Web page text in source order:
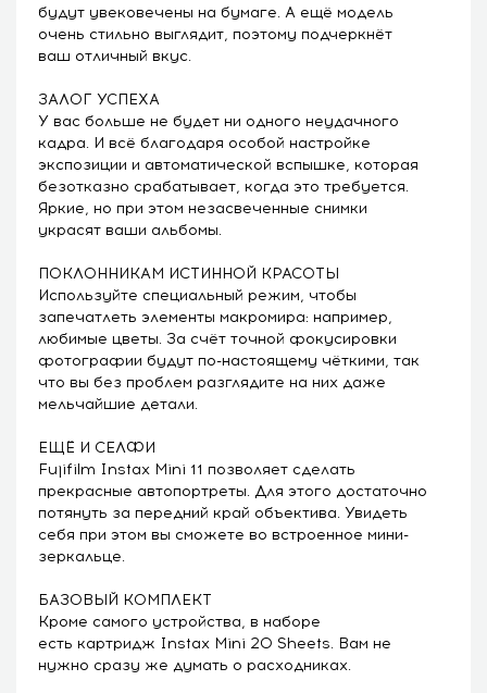
будут увековечены на бумаге. А ещё модель
очень стильно выглядит, поэтому подчеркнёт
ваш отличный вкус.
ЗАЛОГ УСПЕХА
У вас больше не будет ни одного неудачного
кадра. И всё благодаря особой настройке
экспозиции и автоматической вспышке, которая
безотказно срабатывает, когда это требуется.
Яркие, но при этом незасвеченные снимки
украсят ваши альбомы.
ПОКЛОННИКАМ ИСТИННОЙ КРАСОТЫ
Используйте специальный режим, чтобы
запечатлеть элементы макромира: например,
любимые цветы. За счёт точной фокусировки
фотографии будут по-настоящему чёткими, так
что вы без проблем разглядите на них даже
мельчайшие детали.
ЕЩЁ И СЕЛФИ
Fujifilm Instax Mini 11 позволяет сделать
прекрасные автопортреты. Для этого достаточно
потянуть за передний край объектива. Увидеть
себя при этом вы сможете во встроенное мини-
зеркальце.
БАЗОВЫЙ КОМПЛЕКТ
Кроме самого устройства, в наборе
есть картридж Instax Mini 20 Sheets. Вам не
нужно сразу же думать о расходниках.